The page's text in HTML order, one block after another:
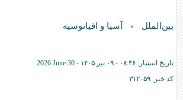
بین‌الملل » آسیا و اقیانوسیه
تاریخ انتشار: ۰۸:۴۶ - ۰۹ تير ۱۴۰۵ -
2026 June 30
کد خبر: ۳۱۲۰۵۹